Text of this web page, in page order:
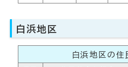
白浜地区
白浜地区の住